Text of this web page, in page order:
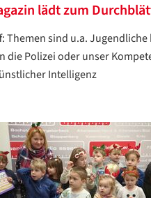
lädt zum
Themen sind u.a.
die Polizei oder unser
Intelligenz